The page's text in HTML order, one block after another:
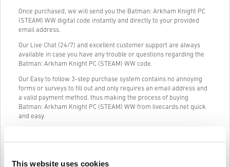
This website uses cookies
Once purchased, we will send you the Batman: Arkham Knight PC
(STEAM) WW digital code instantly and directly to your provided
email address.
Our Live Chat (24/7) and excellent customer support are always
available in case you have any trouble or questions regarding the
Batman: Arkham Knight PC (STEAM) WW code.
Our Easy to follow 3-step purchase system contains no annoying
forms or surveys to fill out and only requires an email address and
a valid payment method, thus making the process of buying
Batman: Arkham Knight PC (STEAM) WW from livecards.net quick
and easy.